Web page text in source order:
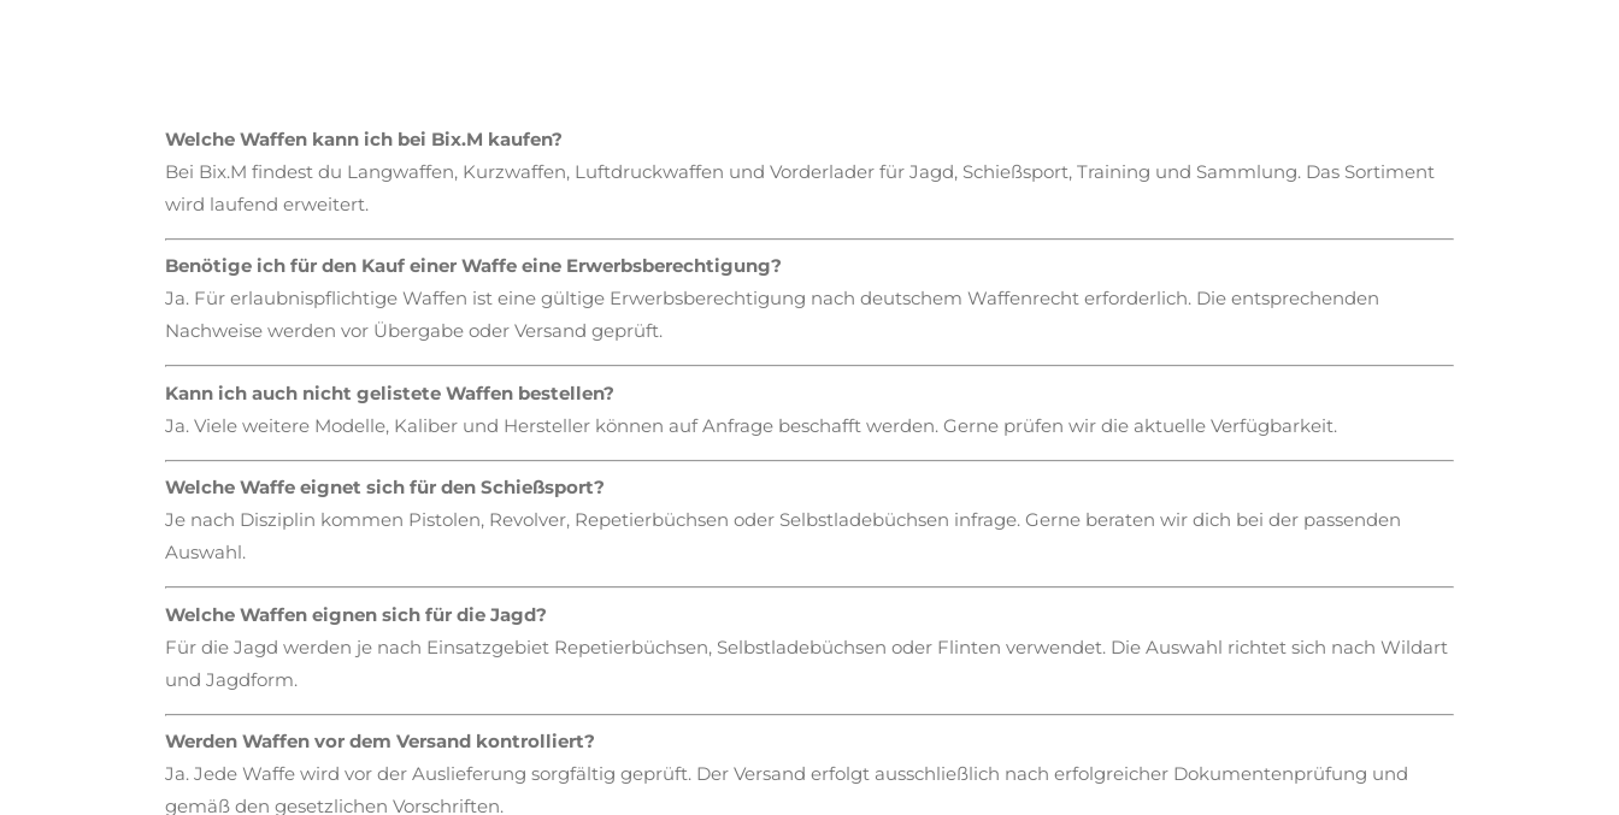
Welche Waffen kann ich bei Bix.M kaufen?
Bei Bix.M findest du Langwaffen, Kurzwaffen, Luftdruckwaffen und Vorderlader für Jagd, Schießsport, Training und Sammlung. Das Sortiment
wird laufend erweitert.
Benötige ich für den Kauf einer Waffe eine Erwerbsberechtigung?
Ja. Für erlaubnispflichtige Waffen ist eine gültige Erwerbsberechtigung nach deutschem Waffenrecht erforderlich. Die entsprechenden
Nachweise werden vor Übergabe oder Versand geprüft.
Kann ich auch nicht gelistete Waffen bestellen?
Ja. Viele weitere Modelle, Kaliber und Hersteller können auf Anfrage beschafft werden. Gerne prüfen wir die aktuelle Verfügbarkeit.
Welche Waffe eignet sich für den Schießsport?
Je nach Disziplin kommen Pistolen, Revolver, Repetierbüchsen oder Selbstladebüchsen infrage. Gerne beraten wir dich bei der passenden
Auswahl.
Welche Waffen eignen sich für die Jagd?
Für die Jagd werden je nach Einsatzgebiet Repetierbüchsen, Selbstladebüchsen oder Flinten verwendet. Die Auswahl richtet sich nach Wildart
und Jagdform.
Werden Waffen vor dem Versand kontrolliert?
Ja. Jede Waffe wird vor der Auslieferung sorgfältig geprüft. Der Versand erfolgt ausschließlich nach erfolgreicher Dokumentenprüfung und
gemäß den gesetzlichen Vorschriften.